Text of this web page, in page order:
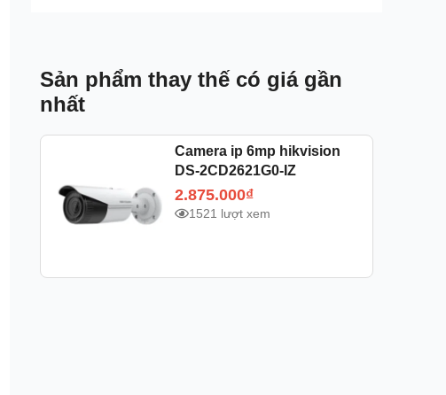
Sản phẩm thay thế có giá gần
nhất
Camera ip 6mp hikvision
DS-2CD2621G0-IZ
2.875.000₫
1521 lượt xem